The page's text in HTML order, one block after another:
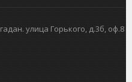
улица Горького, д.3б, оф.8